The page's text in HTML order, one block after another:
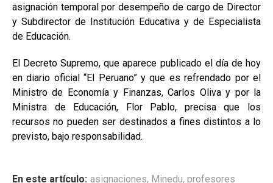
asignación temporal por desempeño de cargo de Director
y Subdirector de Institución Educativa y de Especialista
de Educación.
El Decreto Supremo, que aparece publicado el día de hoy
en diario oficial “El Peruano” y que es refrendado por el
Ministro de Economía y Finanzas, Carlos Oliva y por la
Ministra de Educación, Flor Pablo, precisa que los
recursos no pueden ser destinados a fines distintos a lo
previsto, bajo responsabilidad.
En este artículo: asignaciones, Minedu, profesores